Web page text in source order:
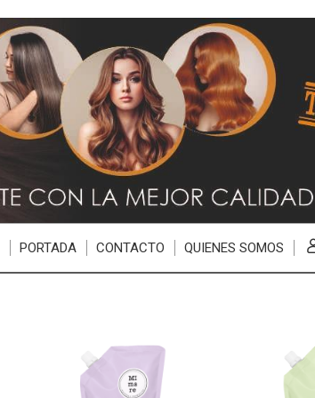
PORTADA CONTACTO QUIENES SOMOS